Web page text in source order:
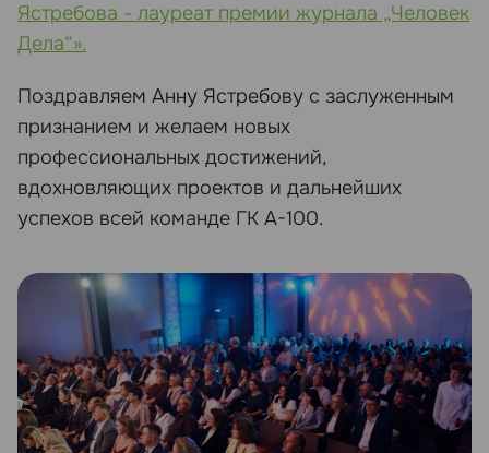
Ястребова - лауреат премии журнала „Человек
Дела“».
Поздравляем Анну Ястребову с заслуженным
признанием и желаем новых
профессиональных достижений,
вдохновляющих проектов и дальнейших
успехов всей команде ГК А-100.